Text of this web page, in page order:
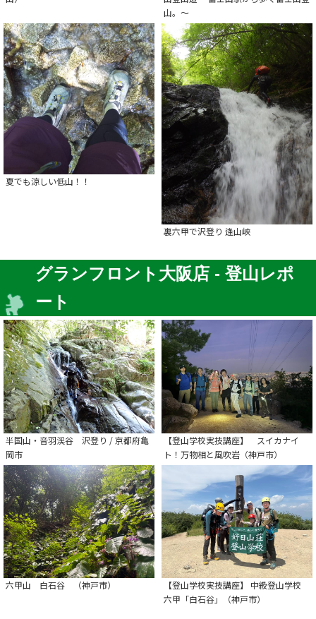
山。～
夏でも涼しい低山！！
裏六甲で沢登り 逢山峡
グランフロント大阪店 - 登山レポ
ート
半国山・音羽渓谷 沢登り / 京都府亀
岡市
【登山学校実技講座】 スイカナイ
ト！万物相と風吹岩（神戸市）
六甲山 白石谷 （神戸市）
【登山学校実技講座】 中級登山学校
六甲「白石谷」（神戸市）